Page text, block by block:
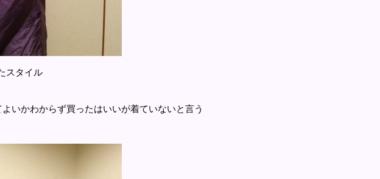
スタイル
いかわからず買ったはいいが着ていないと言う